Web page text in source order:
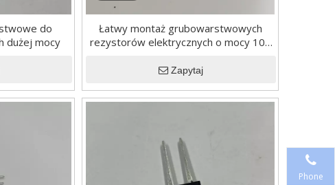
do
dużej mocy
Łatwy montaż grubowarstwowych
rezystorów elektrycznych o mocy 100
Zapytaj
Phone